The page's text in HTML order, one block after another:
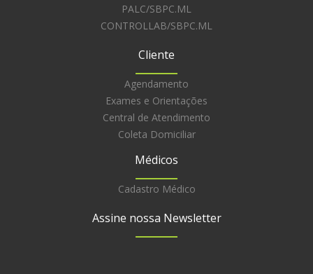
PALC/SBPC.ML
CONTROLLAB/SBPC.ML
Cliente
Agendamento
Exames e Orientações
Central de Atendimento
Coleta Domiciliar
Médicos
Cadastro Médico
Assine nossa Newsletter